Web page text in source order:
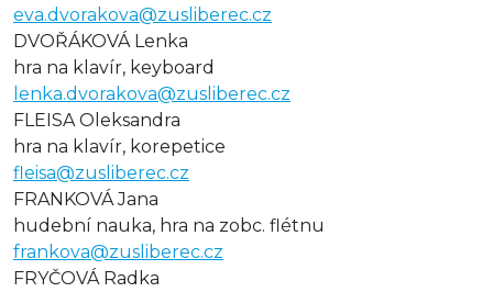
eva.dvorakova@zusliberec.cz
DVOŘÁKOVÁ Lenka
hra na klavír, keyboard
lenka.dvorakova@zusliberec.cz
FLEISA Oleksandra
hra na klavír, korepetice
fleisa@zusliberec.cz
FRANKOVÁ Jana
hudební nauka, hra na zobc. flétnu
frankova@zusliberec.cz
FRYČOVÁ Radka